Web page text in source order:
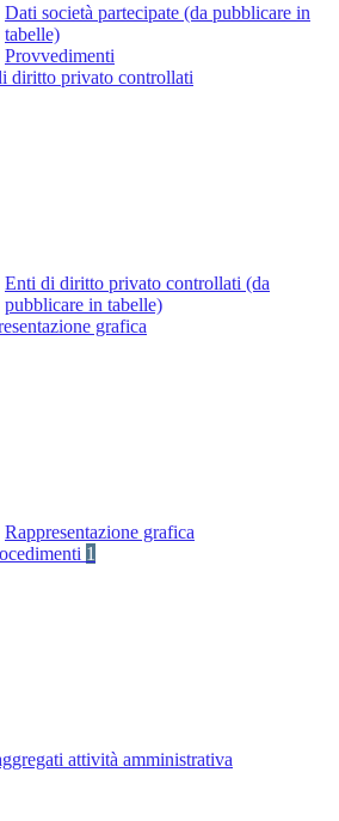
Dati società partecipate (da pubblicare in
tabelle)
Provvedimenti
diritto privato controllati
Enti di diritto privato controllati (da
pubblicare in tabelle)
grafica
Rappresentazione grafica
1
attività amministrativa